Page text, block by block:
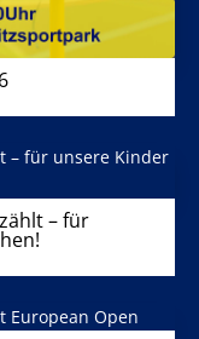
– für